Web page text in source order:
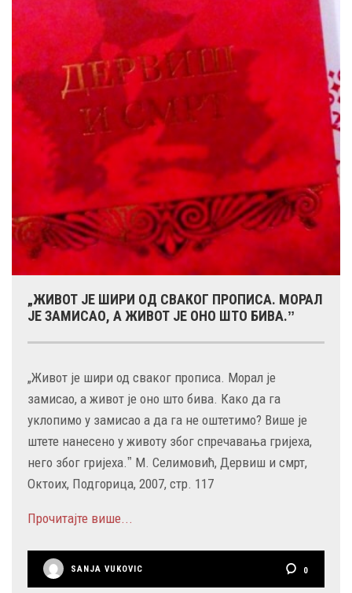
„ЖИВОТ ЈЕ ШИРИ ОД СВАКОГ ПРОПИСА. МОРАЛ
ЈЕ ЗАМИСАО, А ЖИВОТ ЈЕ ОНО ШТО БИВА.ˮ
„Живот је шири од сваког прописа. Морал је
замисао, а живот је оно што бива. Како да га
уклопимо у замисао а да га не оштетимо? Више је
штете нанесено у животу због спречавања гријеха,
него због гријеха.ˮ М. Селимовић, Дервиш и смрт,
Октоих, Подгорица, 2007, стр. 117
Прочитајте више...
SANJA VUKOVIC 0